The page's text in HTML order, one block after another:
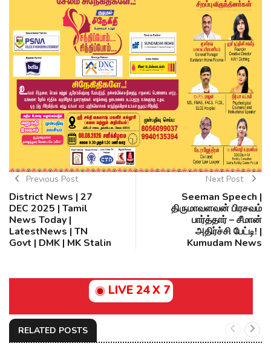
Previous Post
District News | 27
DEC 2025 | Tamil
News Today |
LatestNews | TN
Govt | DMK | MK Stalin
Next Post
Seeman Speech |
திருமாவளவன் பிரசவம்
பார்த்தார் – சீமான்
அதிர்ச்சி பேட்டி! |
Kumudam News
LIVE 24 X 7
RELATED POSTS